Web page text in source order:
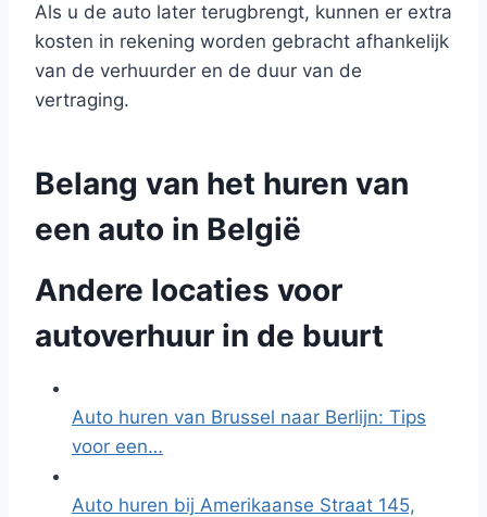
Als u de auto later terugbrengt, kunnen er extra
kosten in rekening worden gebracht afhankelijk
van de verhuurder en de duur van de
vertraging.
Belang van het huren van
een auto in België
Andere locaties voor
autoverhuur in de buurt
Auto huren van Brussel naar Berlijn: Tips
voor een…
Auto huren bij Amerikaanse Straat 145,